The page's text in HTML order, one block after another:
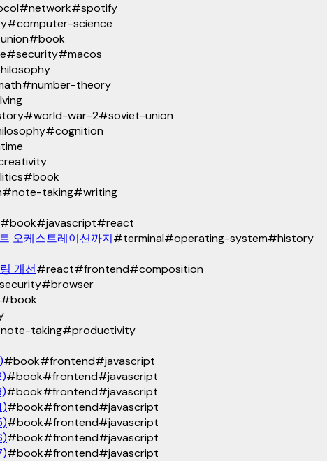
#network#spotify
#computer-science
#book
#security#macos
#number-theory
#world-war-2#soviet-union
#cognition
#book
#note-taking#writing
#book#javascript#react
오케스트레이션까지#terminal#operating-system#history
개선#react#frontend#composition
security#browser
#book
note-taking#productivity
#book#frontend#javascript
#book#frontend#javascript
#book#frontend#javascript
#book#frontend#javascript
#book#frontend#javascript
#book#frontend#javascript
#book#frontend#javascript